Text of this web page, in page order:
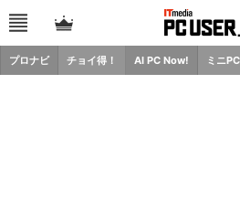
プロナビ チョイ得！ AI PC Now! ミニPC